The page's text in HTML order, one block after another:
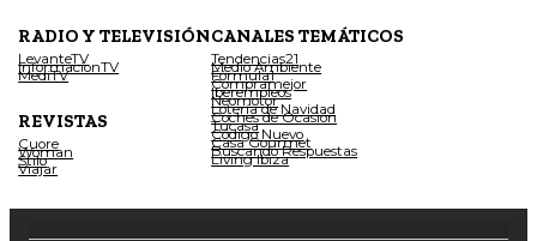
RADIO Y TELEVISIÓN
LevanteTV
InformacionTV
MediTV
REVISTAS
Cuore
Woman
Stilo
Viajar
CANALES TEMÁTICOS
Tendencias21
Medio Ambiente
Fórmula1
Compramejor
Iberempleos
Neomotor
Lotería de Navidad
Coches de Ocasión
Tucasa
Código Nuevo
Casa Gourmet
Buscando Respuestas
Living Ibiza